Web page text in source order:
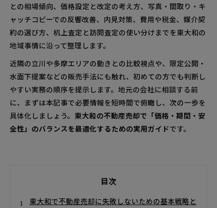
との相場傾向、価格設定と改定の考え方、写真・間取り・キ
ャッチコピーでの反響改善、内見対策、費用や税金、媒介契
約の選び方、机上査定と訪問査定の使い分けまでを東大和の
地域事情に沿って整理します。
近隣の立川や多摩エリアの動きとの比較視点や、限定公開・
水面下提案などの販売手法にも触れ、初めての方でも判断し
やすい実務の順序を提示します。地元の会社に相談する前
に、まずは本記事で必要情報を短時間で俯瞰し、次の一歩を
具体化しましょう。 東大和の不動産売却で「価格・期間・安
全性」のバランスを最適化するための実用ガイドです。
目次
東大和で不動産売却に失敗しないための基本戦略と